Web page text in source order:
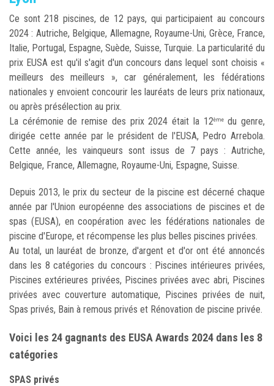
Ce sont 218 piscines, de 12 pays, qui participaient au concours
2024 : Autriche, Belgique, Allemagne, Royaume-Uni, Grèce, France,
Italie, Portugal, Espagne, Suède, Suisse, Turquie. La particularité du
prix EUSA est qu'il s'agit d'un concours dans lequel sont choisis «
meilleurs des meilleurs », car généralement, les fédérations
nationales y envoient concourir les lauréats de leurs prix nationaux,
ou après présélection au prix.
La cérémonie de remise des prix 2024 était la 12èmedu genre,
dirigée cette année par le président de l'EUSA, Pedro Arrebola.
Cette année, les vainqueurs sont issus de 7 pays : Autriche,
Belgique, France, Allemagne, Royaume-Uni, Espagne, Suisse.
Depuis 2013, le prix du secteur de la piscine est décerné chaque
année par l'Union européenne des associations de piscines et de
spas (EUSA), en coopération avec les fédérations nationales de
piscine d'Europe, et récompense les plus belles piscines privées.
Au total, un lauréat de bronze, d'argent et d'or ont été annoncés
dans les 8 catégories du concours : Piscines intérieures privées,
Piscines extérieures privées, Piscines privées avec abri, Piscines
privées avec couverture automatique, Piscines privées de nuit,
Spas privés, Bain à remous privés et Rénovation de piscine privée.
Voici les 24 gagnants des EUSA Awards 2024 dans les 8
catégories
SPAS privés